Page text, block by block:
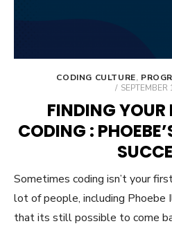
CODING CULTURE,
POSTED
SEPTEMBER
FINDING
CODING :
Sometimes coding isn’t your
lot of people, including Phoebe
that its still possible to come